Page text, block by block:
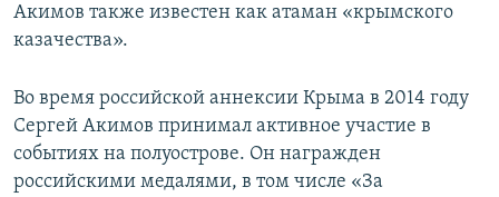
Акимов также известен как атаман «крымского
казачества».​
Во время российской аннексии Крыма в 2014 году
Сергей Акимов принимал активное участие в
событиях на полуострове. Он награжден
российскими медалями, в том числе «За